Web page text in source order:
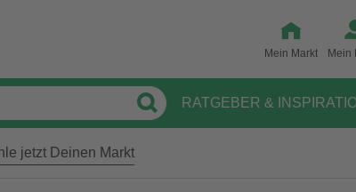
Mein Markt Mein
RATGEBER &
jetzt Deinen Markt